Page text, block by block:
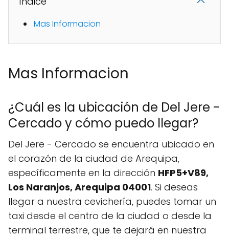
Mas Informacion
Mas Informacion
¿Cuál es la ubicación de Del Jere -
Cercado y cómo puedo llegar?
Del Jere - Cercado se encuentra ubicado en
el corazón de la ciudad de Arequipa,
específicamente en la dirección HFP5+V89,
Los Naranjos, Arequipa 04001. Si deseas
llegar a nuestra cevichería, puedes tomar un
taxi desde el centro de la ciudad o desde la
terminal terrestre, que te dejará en nuestra